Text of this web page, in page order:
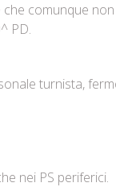
che comunque
PD.
turnista,
nei PS periferici.